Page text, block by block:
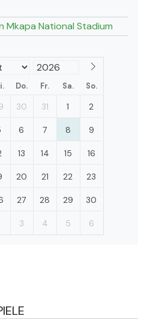
Mkapa National Stadium
Do. Fr. Sa. So.
30 31 1 2
6 7 8 9
13 14 15 16
20 21 22 23
27 28 29 30
3 4 5 6